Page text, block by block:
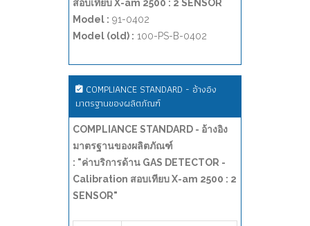
สอบเทียบ X-am 2500 : 2 SENSOR
Model : 91-0402
Model (old) : 100-PS-B-0402
COMPLIANCE STANDARD - อ้างอิง
มาตรฐานของผลิตภัณฑ์
COMPLIANCE STANDARD - อ้างอิง
มาตรฐานของผลิตภัณฑ์
: "ค่าบริการด้าน GAS DETECTOR -
Calibration สอบเทียบ X-am 2500 : 2
SENSOR"